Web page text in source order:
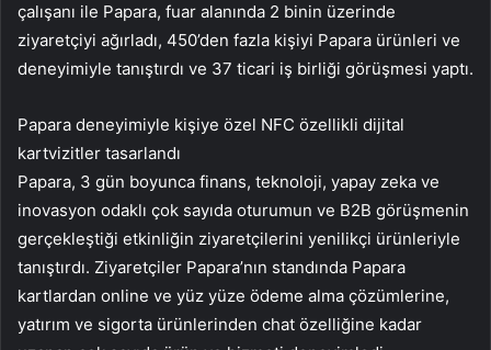
çalışanı ile Papara, fuar alanında 2 binin üzerinde
ziyaretçiyi ağırladı, 450’den fazla kişiyi Papara ürünleri ve
deneyimiyle tanıştırdı ve 37 ticari iş birliği görüşmesi yaptı.
Papara deneyimiyle kişiye özel NFC özellikli dijital
kartvizitler tasarlandı
Papara, 3 gün boyunca finans, teknoloji, yapay zeka ve
inovasyon odaklı çok sayıda oturumun ve B2B görüşmenin
gerçekleştiği etkinliğin ziyaretçilerini yenilikçi ürünleriyle
tanıştırdı. Ziyaretçiler Papara’nın standında Papara
kartlardan online ve yüz yüze ödeme alma çözümlerine,
yatırım ve sigorta ürünlerinden chat özelliğine kadar